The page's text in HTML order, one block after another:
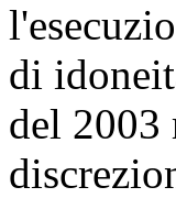
di
del 2003